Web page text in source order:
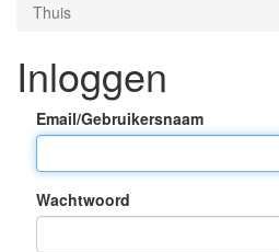
Thuis
Inloggen
Email/Gebruikersnaam
Wachtwoord